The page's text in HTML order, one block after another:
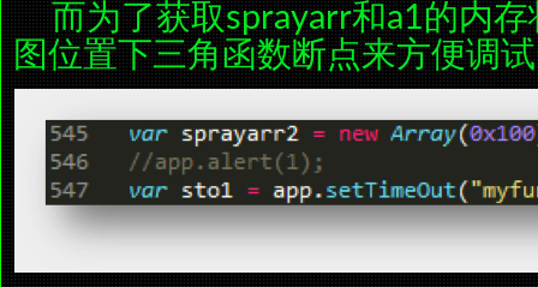
而为了获取sprayarr和a1的内
图位置下三角函数断点来方便调